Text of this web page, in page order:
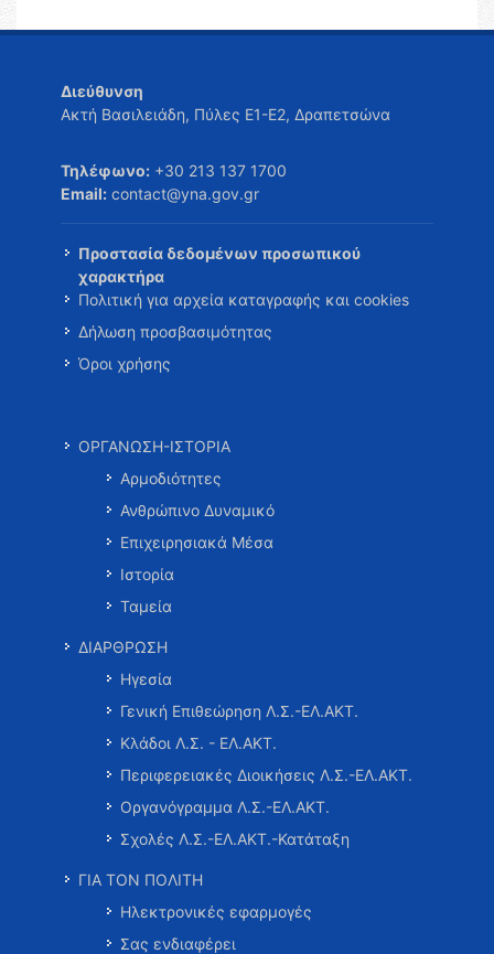
Διεύθυνση
Ακτή Βασιλειάδη, Πύλες Ε1-Ε2, Δραπετσώνα
Τηλέφωνο: +30 213 137 1700
Email: contact@yna.gov.gr
Προστασία δεδομένων προσωπικού
χαρακτήρα
Πολιτική για αρχεία καταγραφής και cookies
Δήλωση προσβασιμότητας
Όροι χρήσης
ΟΡΓΑΝΩΣΗ-ΙΣΤΟΡΙΑ
Αρμοδιότητες
Ανθρώπινο Δυναμικό
Επιχειρησιακά Μέσα
Ιστορία
Ταμεία
ΔΙΑΡΘΡΩΣΗ
Ηγεσία
Γενική Επιθεώρηση Λ.Σ.-ΕΛ.ΑΚΤ.
Κλάδοι Λ.Σ. - ΕΛ.ΑΚΤ.
Περιφερειακές Διοικήσεις Λ.Σ.-ΕΛ.ΑΚΤ.
Οργανόγραμμα Λ.Σ.-ΕΛ.ΑΚΤ.
Σχολές Λ.Σ.-ΕΛ.ΑΚΤ.-Κατάταξη
ΓΙΑ ΤΟΝ ΠΟΛΙΤΗ
Ηλεκτρονικές εφαρμογές
Σας ενδιαφέρει